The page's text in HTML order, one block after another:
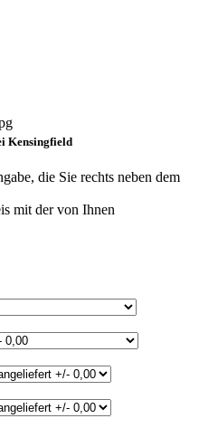
Kensingfield
die Sie rechts neben dem
mit der von Ihnen